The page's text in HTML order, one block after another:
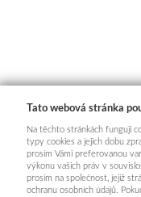
Tato webová stránka
Na těchto stránkách fungují
typy cookies a jejich dobu
prosím Vámi preferovanou
výkonu vašich práv v
prosím na společnost, jejíž
ochranu osobních údajů.